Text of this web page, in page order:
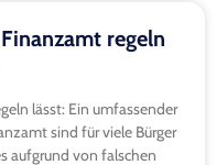
regeln
lässt: Ein umfassender
sind für viele Bürger
aufgrund von falschen